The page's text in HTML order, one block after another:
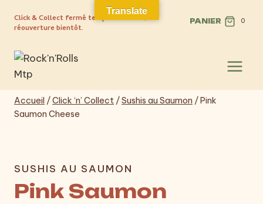
Click & Collect fermé temporairement,
réouverture bientôt.
PANIER 0
Accueil /Click ‘n’ Collect /Sushis au Saumon /Pink
Saumon Cheese
SUSHIS AU SAUMON
Pink Saumon
Translate